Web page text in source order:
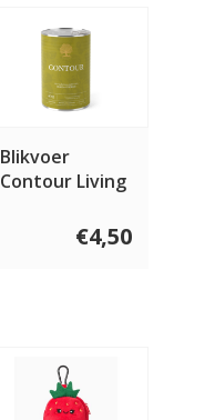
Blikvoer
Contour Living
€4,50